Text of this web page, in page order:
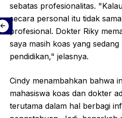
sebatas profesionalitas.
secara personal itu tidak
profesional. Dokter Riky
saya masih koas yang
pendidikan," jelasnya.
Cindy menambahkan bahwa
mahasiswa koas dan dokter
terutama dalam hal berbagi